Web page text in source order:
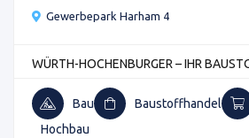
Gewerbepark Harham 4
WÜRTH-HOCHENBURGER – IHR
Bau Baustoffhandel
Hochbau